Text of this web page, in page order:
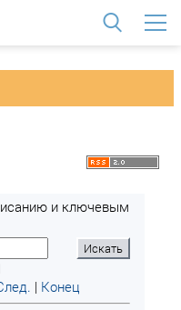
и ключевым
| Конец